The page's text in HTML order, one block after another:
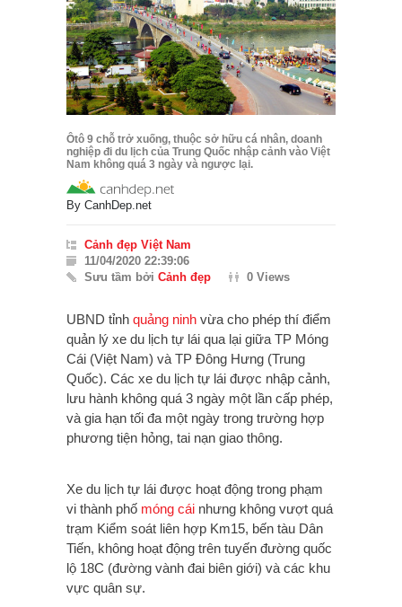
Ôtô 9 chỗ trở xuống, thuộc sở hữu cá nhân, doanh
nghiệp đi du lịch của Trung Quốc nhập cảnh vào Việt
Nam không quá 3 ngày và ngược lại.
By CanhDep.net
Cảnh đẹp Việt Nam
11/04/2020 22:39:06
Sưu tầm bởi Cảnh đẹp 0 Views
UBND tỉnh quảng ninh vừa cho phép thí điểm
quản lý xe du lịch tự lái qua lại giữa TP Móng
Cái (Việt Nam) và TP Đông Hưng (Trung
Quốc). Các xe du lịch tự lái được nhập cảnh,
lưu hành không quá 3 ngày một lần cấp phép,
và gia hạn tối đa một ngày trong trường hợp
phương tiện hỏng, tai nạn giao thông.
Xe du lịch tự lái được hoạt động trong phạm
vi thành phố móng cái nhưng không vượt quá
trạm Kiểm soát liên hợp Km15, bến tàu Dân
Tiến, không hoạt động trên tuyến đường quốc
lộ 18C (đường vành đai biên giới) và các khu
vực quân sự.